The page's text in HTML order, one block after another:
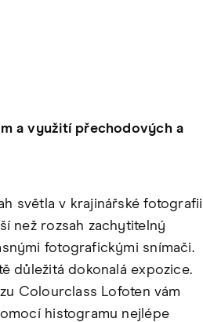
a využití přechodových a
světla v krajinářské fotografii
než rozsah zachytitelný
fotografickými snímači.
důležitá dokonalá expozice.
Colourclass Lofoten vám
histogramu nejlépe